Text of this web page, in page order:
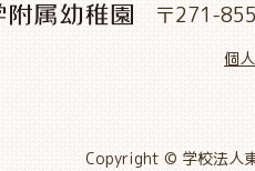
〒271-
個
Copyright © 学校法人